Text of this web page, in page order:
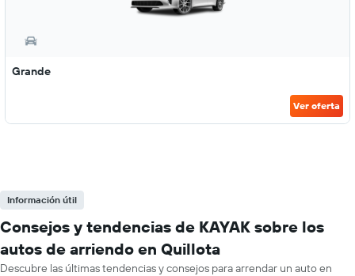
Grande
Ver oferta
Información útil
Consejos y tendencias de KAYAK sobre los
autos de arriendo en Quillota
Descubre las últimas tendencias y consejos para arrendar un auto en